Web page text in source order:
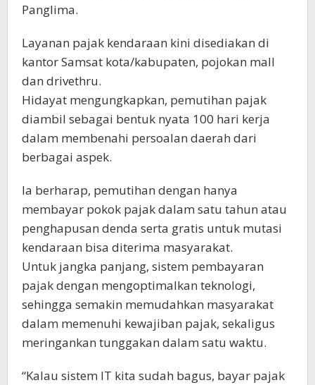
Panglima.
Layanan pajak kendaraan kini disediakan di
kantor Samsat kota/kabupaten, pojokan mall
dan drivethru.
Hidayat mengungkapkan, pemutihan pajak
diambil sebagai bentuk nyata 100 hari kerja
dalam membenahi persoalan daerah dari
berbagai aspek.
Ia berharap, pemutihan dengan hanya
membayar pokok pajak dalam satu tahun atau
penghapusan denda serta gratis untuk mutasi
kendaraan bisa diterima masyarakat.
Untuk jangka panjang, sistem pembayaran
pajak dengan mengoptimalkan teknologi,
sehingga semakin memudahkan masyarakat
dalam memenuhi kewajiban pajak, sekaligus
meringankan tunggakan dalam satu waktu.
“Kalau sistem IT kita sudah bagus, bayar pajak